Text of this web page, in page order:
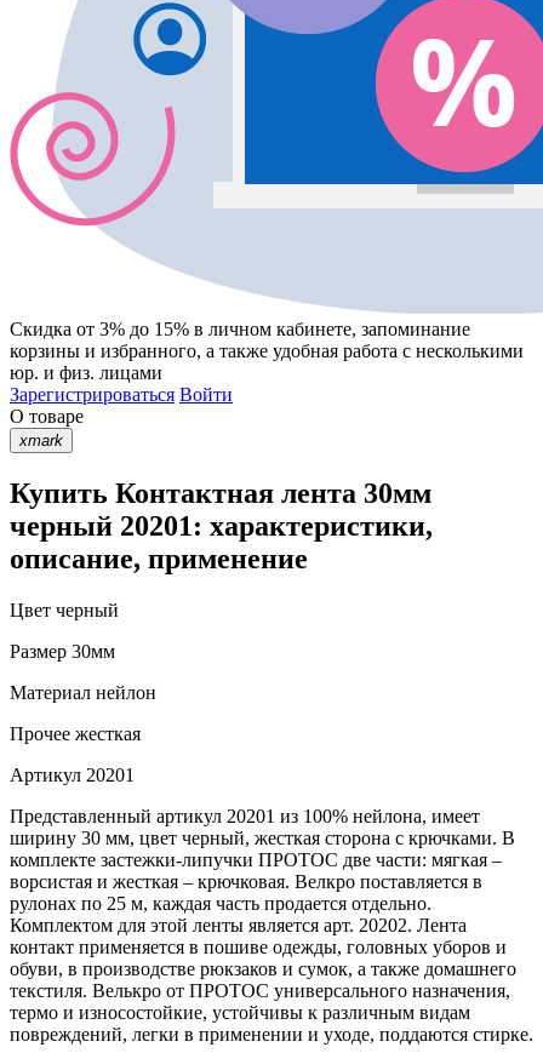
Скидка от 3% до 15% в личном кабинете, запоминание
корзины и избранного, а также удобная работа с несколькими
юр. и физ. лицами
Зарегистрироваться Войти
О товаре
xmark
Купить Контактная лента 30мм
черный 20201: характеристики,
описание, применение
Цвет черный
Размер 30мм
Материал нейлон
Прочее жесткая
Артикул 20201
Представленный артикул 20201 из 100% нейлона, имеет
ширину 30 мм, цвет черный, жесткая сторона с крючками. В
комплекте застежки-липучки ПРОТОС две части: мягкая –
ворсистая и жесткая – крючковая. Велкро поставляется в
рулонах по 25 м, каждая часть продается отдельно.
Комплектом для этой ленты является арт. 20202. Лента
контакт применяется в пошиве одежды, головных уборов и
обуви, в производстве рюкзаков и сумок, а также домашнего
текстиля. Велькро от ПРОТОС универсального назначения,
термо и износостойкие, устойчивы к различным видам
повреждений, легки в применении и уходе, поддаются стирке.